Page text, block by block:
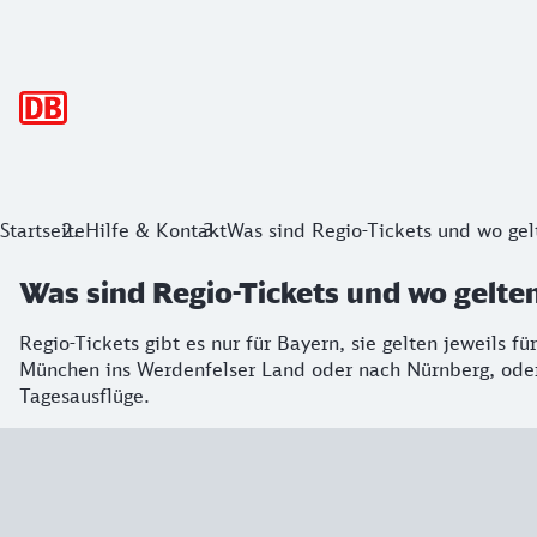
StartseiteHilfe & KontaktWas sind Regio-Tickets und wo
Was sind Regio-Tickets und wo
Regio-Tickets gibt es nur für Bayern, sie gelten jeweils
München ins Werdenfelser Land oder nach Nürnberg,
Tagesausflüge.